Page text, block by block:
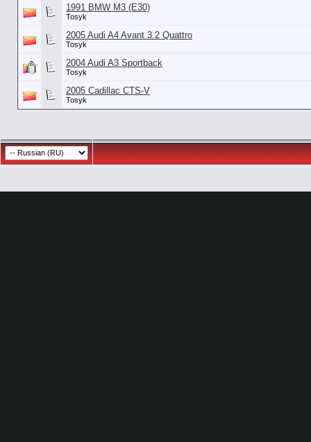
1991 BMW M3 (E30)
Tosyk
2005 Audi A4 Avant 3.2 Quattro
Tosyk
2004 Audi A3 Sportback
Tosyk
2005 Cadillac CTS-V
Tosyk